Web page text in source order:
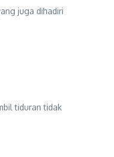
juga dihadiri
tiduran tidak